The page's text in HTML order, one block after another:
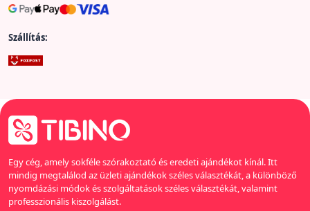
Szállítás:
Egy cég, amely sokféle szórakoztató és eredeti ajándékot kínál. Itt
mindig megtalálod az üzleti ajándékok széles választékát, a különböző
nyomdázási módok és szolgáltatások széles választékát, valamint
professzionális kiszolgálást.